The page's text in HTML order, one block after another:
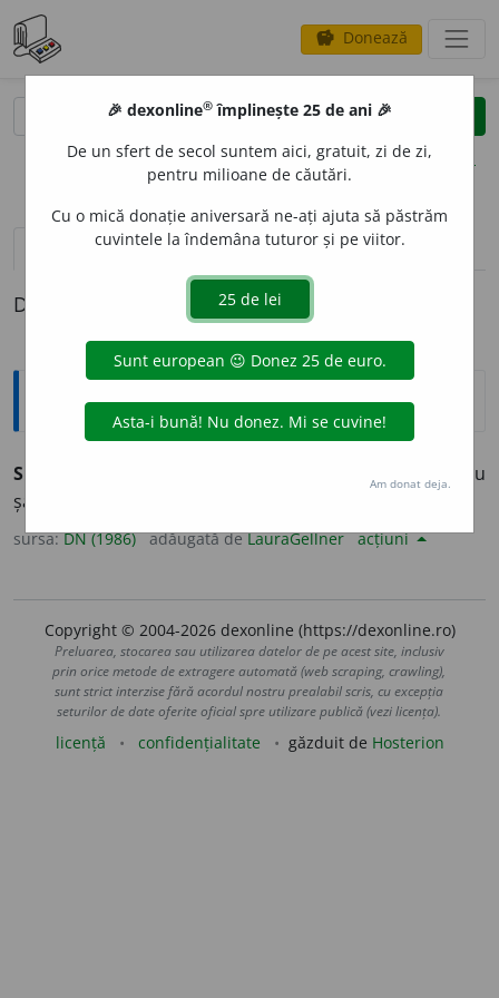
savings Donează
clear
opțiuni
definiții (1)
Definiția cu ID-ul 382966:
Explicative DEX
SEPTU
Bucată muzicală pentru șapte voci sau
șapte instrumente; septet. [
sursa:DN (1986) adăugată deLauraGellner acțiuni
Copyright © 2004-2026 dexonline (https://dexonline.ro)
Preluarea, stocarea sau utilizarea datelor de pe acest site, inclusiv
prin orice metode de extragere automată (web scraping, crawling),
sunt strict interzise fără acordul nostru prealabil scris, cu excepția
seturilor de date oferite oficial spre utilizare publică (vezi licența).
licență confidențialitate găzduit de Hosterion
🎉 dexonline® împlinește 25 de ani 🎉
De un sfert de secol suntem aici, gratuit, zi de zi,
pentru milioane de căutări.
Cu o mică donație aniversară ne-ați ajuta să păstrăm
cuvintele la îndemâna tuturor și pe viitor.
Am donat deja.